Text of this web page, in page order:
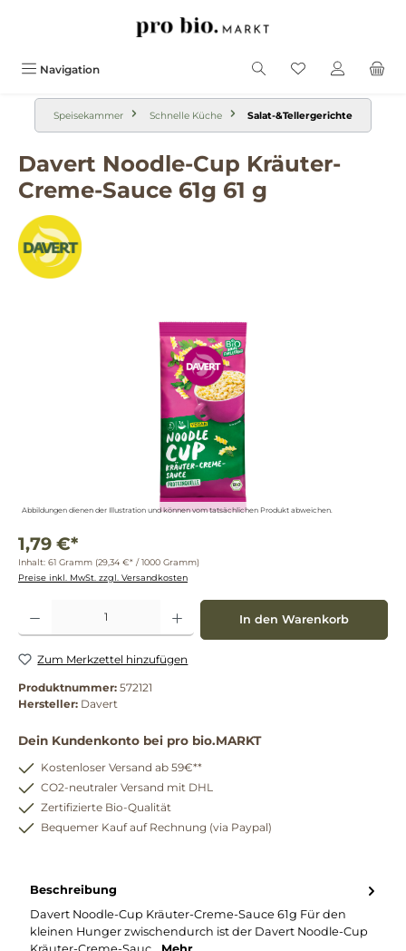
Navigation
Speisekammer Schnelle Küche Salat-&Tellergerichte
Davert Noodle-Cup Kräuter-
Creme-Sauce 61g 61 g
Bildergalerie überspringen
Abbildungen dienen der Illustration und können vom tatsächlichen Produkt abweichen.
1,79 €*
Inhalt: 61 Gramm (29,34 €* / 1000 Gramm)
Preise inkl. MwSt. zzgl. Versandkosten
Produkt Anzahl: Gib den gewünschten Wert ein oder benutze die Schaltflächen um
In den Warenkorb
Zum Merkzettel hinzufügen
Produktnummer: 572121
Hersteller: Davert
Dein Kundenkonto bei pro bio.MARKT
Kostenloser Versand ab 59€**
CO2-neutraler Versand mit DHL
Zertifizierte Bio-Qualität
Bequemer Kauf auf Rechnung (via Paypal)
Beschreibung
Davert Noodle-Cup Kräuter-Creme-Sauce 61g Für den
kleinen Hunger zwischendurch ist der Davert Noodle-Cup